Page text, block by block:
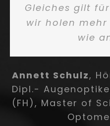
Gleiches gilt
wir holen
wie
Annett Schulz,
Dipl.-
(FH), Master of